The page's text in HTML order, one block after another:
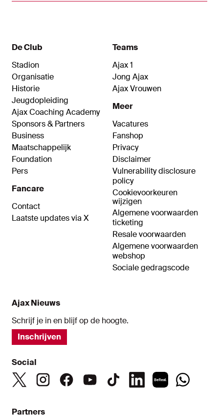
De Club
Stadion
Organisatie
Historie
Jeugdopleiding
Ajax Coaching Academy
Sponsors & Partners
Business
Maatschappelijk
Foundation
Pers
Fancare
Contact
Laatste updates via X
Teams
Ajax 1
Jong Ajax
Ajax Vrouwen
Meer
Vacatures
Fanshop
Privacy
Disclaimer
Vulnerability disclosure
policy
Cookievoorkeuren
wijzigen
Algemene voorwaarden
ticketing
Resale voorwaarden
Algemene voorwaarden
webshop
Sociale gedragscode
Ajax Nieuws
Schrijf je in en blijf op de hoogte.
Inschrijven
Social
Partners